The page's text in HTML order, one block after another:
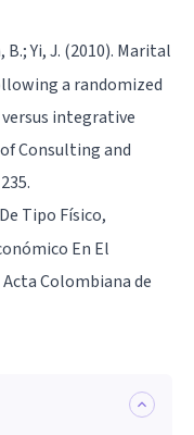
Yi, J. (2010). Marital
a randomized
integrative
Consulting and
Tipo Físico,
En El
Colombiana de